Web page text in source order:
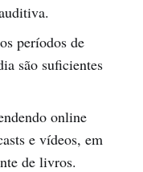
períodos de
são suficientes
online
e vídeos, em
de livros.